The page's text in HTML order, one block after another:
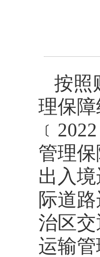
按照
理保
管理
出入
际道
治区
运输